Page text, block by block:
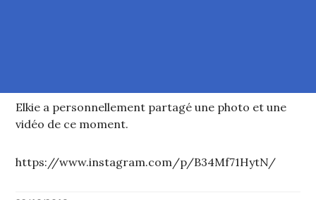
Elkie a personnellement partagé une photo et une
vidéo de ce moment.
https://www.instagram.com/p/B34Mf71HytN/